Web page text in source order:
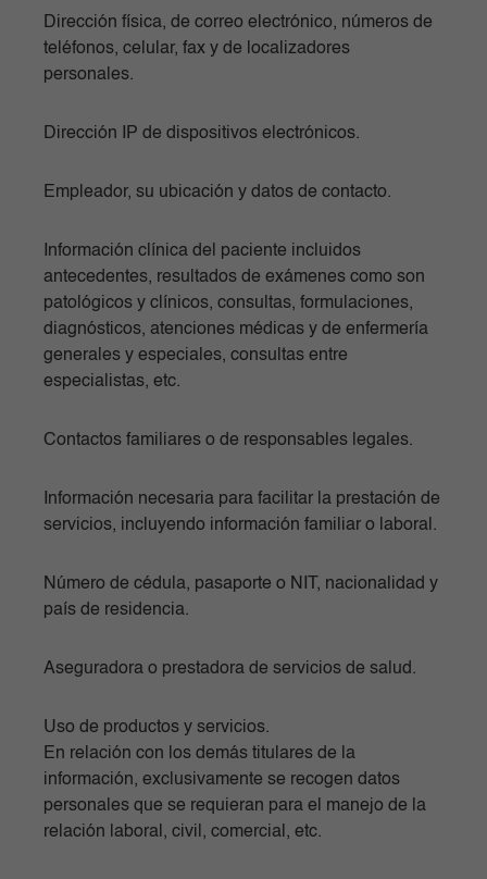
Dirección física, de correo electrónico, números de
teléfonos, celular, fax y de localizadores
personales.
Dirección IP de dispositivos electrónicos.
Empleador, su ubicación y datos de contacto.
Información clínica del paciente incluidos
antecedentes, resultados de exámenes como son
patológicos y clínicos, consultas, formulaciones,
diagnósticos, atenciones médicas y de enfermería
generales y especiales, consultas entre
especialistas, etc.
Contactos familiares o de responsables legales.
Información necesaria para facilitar la prestación de
servicios, incluyendo información familiar o laboral.
Número de cédula, pasaporte o NIT, nacionalidad y
país de residencia.
Aseguradora o prestadora de servicios de salud.
Uso de productos y servicios.
En relación con los demás titulares de la
información, exclusivamente se recogen datos
personales que se requieran para el manejo de la
relación laboral, civil, comercial, etc.